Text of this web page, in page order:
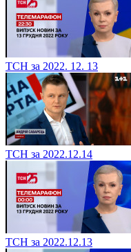
ТСН за 2022. 12. 13
ТСН за 2022.12.14
ТСН за 2022.12.13